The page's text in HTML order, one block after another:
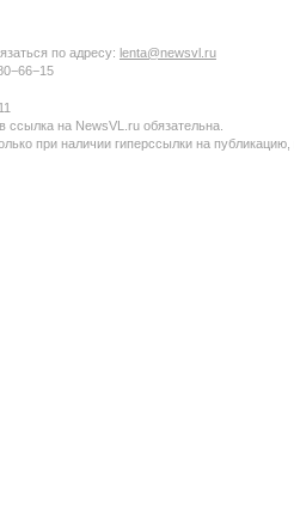
по адресу: lenta@newsvl.ru
на NewsVL.ru обязательна.
при наличии гиперссылки на